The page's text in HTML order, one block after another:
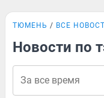
ТЮМЕНЬ ВСЕ
Новости по